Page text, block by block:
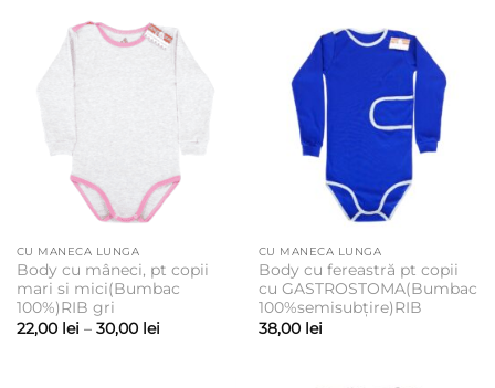
CU MANECA LUNGA
Body cu mâneci, pt copii
mari si mici(Bumbac
100%)RIB gri
22,00 lei – 30,00 leiInterval
CU MANECA LUNGA
Body cu fereastră pt copii
cu GASTROSTOMA(Bumbac
100%semisubțire)RIB
38,00 lei